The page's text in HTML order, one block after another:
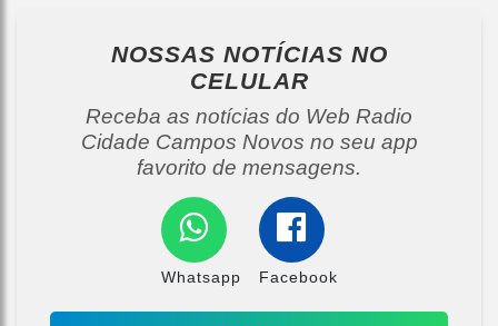
NOSSAS NOTÍCIAS NO
CELULAR
Receba as notícias do Web Radio
Cidade Campos Novos no seu app
favorito de mensagens.
Whatsapp Facebook